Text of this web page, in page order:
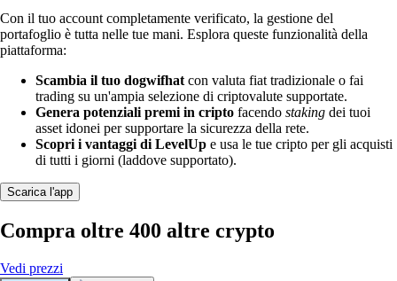
Con il tuo account completamente verificato, la gestione del
portafoglio è tutta nelle tue mani. Esplora queste funzionalità della
piattaforma:
Scambia il tuo dogwifhatcon valuta fiat tradizionale o fai
trading su un'ampia selezione di criptovalute supportate.
Genera potenziali premi in cripto facendo staking dei tuoi
asset idonei per supportare la sicurezza della rete.
Scopri i vantaggi di LevelUp e usa le tue cripto per gli acquisti
di tutti i giorni (laddove supportato).
Scarica l'app
Compra oltre 400 altre crypto
Vedi prezzi